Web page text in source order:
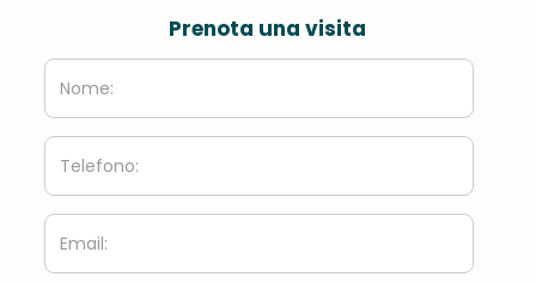
Prenota una visita
Nome:
Telefono:
Email: